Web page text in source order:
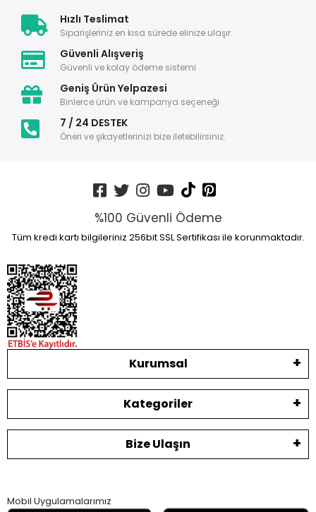
Hızlı Teslimat
Siparişleriniz en kısa sürede elinize ulaşır.
Güvenli Alışveriş
Güvenli ve kolay ödeme sistemi
Geniş Ürün Yelpazesi
Binlerce ürün ve kampanya seçeneği
7 / 24 DESTEK
Öneri ve şikayetlerinizi bize iletebilirsiniz.
%100 Güvenli Ödeme
Tüm kredi kartı bilgileriniz 256bit SSL Sertifikası ile korunmaktadır.
Kurumsal
Kategoriler
Bize Ulaşın
Mobil Uygulamalarımız